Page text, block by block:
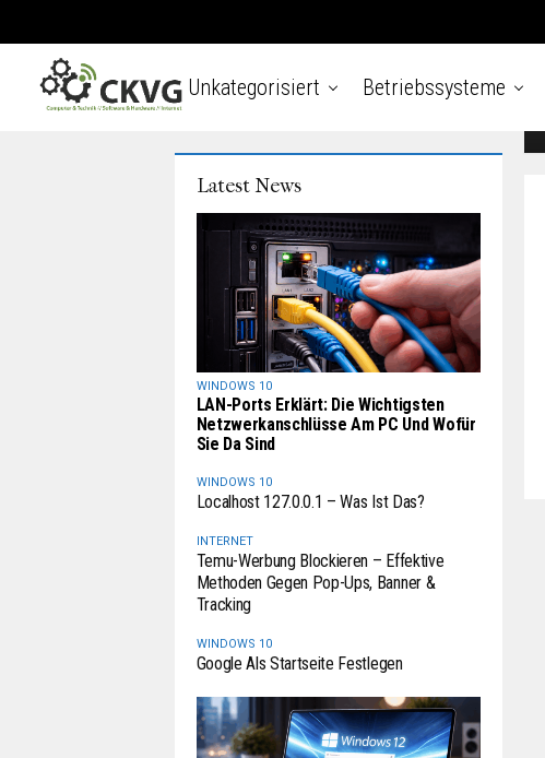
Unkategorisiert Betriebssysteme
Latest News
WINDOWS 10
LAN-Ports Erklärt: Die Wichtigsten
Netzwerkanschlüsse Am PC Und Wofür
Sie Da Sind
WINDOWS 10
Localhost 127.0.0.1 – Was Ist Das?
INTERNET
Temu-Werbung Blockieren – Effektive
Methoden Gegen Pop-Ups, Banner &
Tracking
WINDOWS 10
Google Als Startseite Festlegen